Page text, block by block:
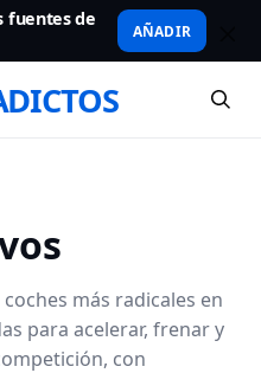
fuentes de
AÑADIR
más radicales en
para acelerar, frenar y
con